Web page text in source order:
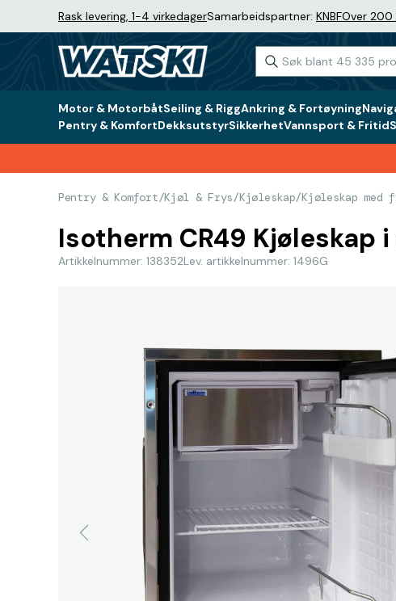
Rask levering, 1-4 virkedagerSamarbeidspartner: KNBFOver
Motor & MotorbåtSeiling & RiggAnkring & Fortøyning
Pentry & KomfortDekksutstyrSikkerhetVannsport & Fritid
Pentry & Komfort/Kjøl & Frys/Kjøleskap/Kjøleskap med
Isotherm CR49
Artikkelnummer: 138352Lev. artikkelnummer: 1496G